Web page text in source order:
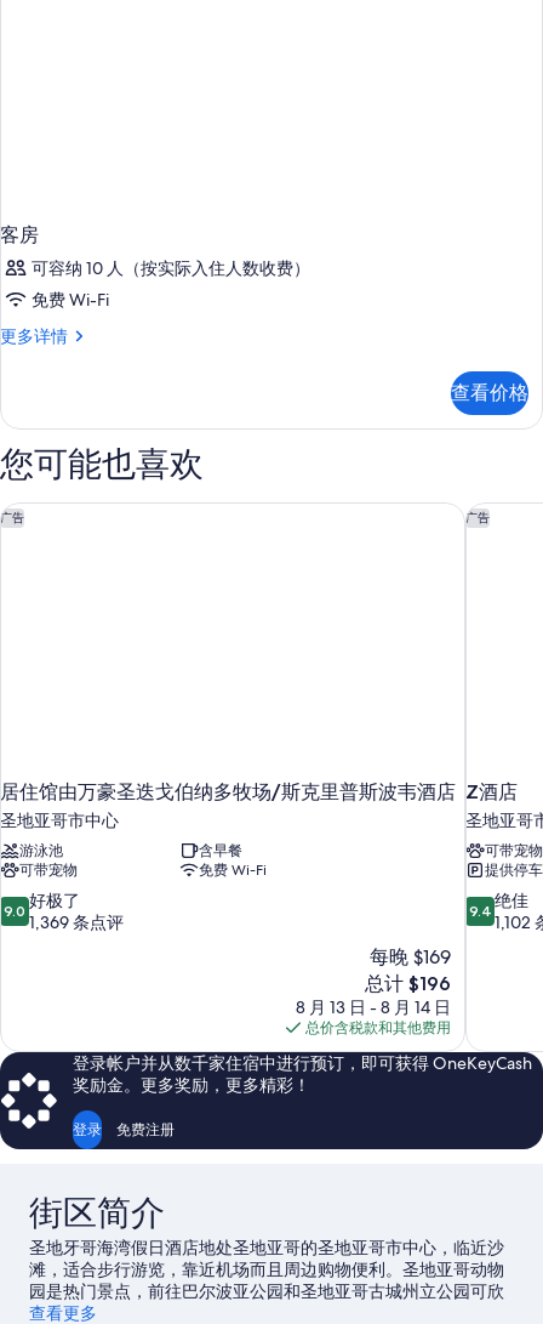
客房
可容纳 10 人（按实际入住人数收费）
免费 Wi-Fi
更多详情
客
信
息
查看价格
您可能也喜欢
广告
居住馆由万豪圣迭戈伯纳多牧场/斯克里普斯波韦酒店
圣地亚哥市中心
游泳池
含早餐
可带宠物
免费 Wi-Fi
9.0
分，
了，
1,369
条
点
评
9.0 好极了
1,369 条点评
每晚 $169
新
价
格
$196
总计 $196
8 月 13 日 - 8 月 14 日
总价含税款和其他费用
居住馆由万豪圣迭戈伯纳多牧场/斯克里普斯波韦酒店 广告
Z酒店
圣地亚哥
可带宠物
提供停
9.4
分，
1,102
条
9.4 绝佳
1,102
Z酒店
登录帐户并从数千家住宿中进行预订，即可获得 OneKeyCash
奖励金。更多奖励，更多精彩！
登录 免费注册
街区简介
圣地牙哥海湾假日酒店地处圣地亚哥的圣地亚哥市中心，临近沙
滩，适合步行游览，靠近机场而且周边购物便利。圣地亚哥动物
园是热门景点，前往巴尔波亚公园和圣地亚哥古城州立公园可欣
赏当地自然景观。航空母舰博物馆和圣迭戈会议中心是另外两个
查看更多